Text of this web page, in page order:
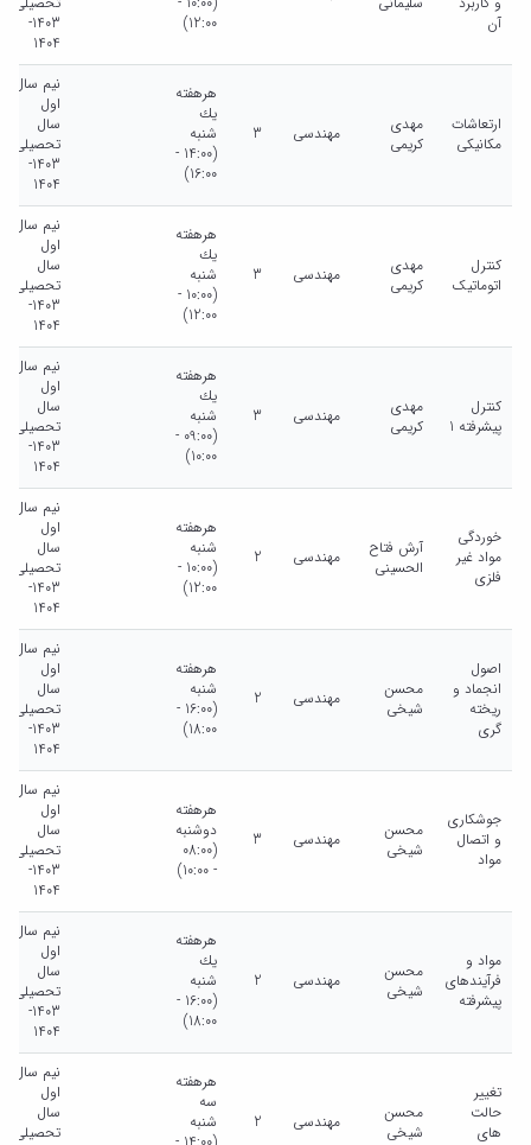
آن
12:00)
1403-
1404
ارتعاشات
مکانیکی
مهدی
کریمی
مهندسی 3
هرهفته
يك
شنبه
(14:00 -
16:00)
نیم سال
اول
سال
تحصیلی
1403-
1404
کنترل
اتوماتیک
مهدی
کریمی
مهندسی 3
هرهفته
يك
شنبه
(10:00 -
12:00)
نیم سال
اول
سال
تحصیلی
1403-
1404
کنترل
پیشرفته 1
مهدی
کریمی
مهندسی 3
هرهفته
يك
شنبه
(09:00 -
10:00)
نیم سال
اول
سال
تحصیلی
1403-
1404
خوردگی
مواد غیر
فلزی
آرش فتاح
الحسینی
مهندسی 2
هرهفته
شنبه
(10:00 -
12:00)
نیم سال
اول
سال
تحصیلی
1403-
1404
اصول
انجماد و
ریخته
گری
محسن
شیخی
مهندسی 2
هرهفته
شنبه
(16:00 -
18:00)
نیم سال
اول
سال
تحصیلی
1403-
1404
جوشکاری
و اتصال
مواد
محسن
شیخی
مهندسی 3
هرهفته
دوشنبه
(08:00
- 10:00)
نیم سال
اول
سال
تحصیلی
1403-
1404
مواد و
فرآیندهای
پیشرفته
محسن
شیخی
مهندسی 2
هرهفته
يك
شنبه
(16:00 -
18:00)
نیم سال
اول
سال
تحصیلی
1403-
1404
تغییر
حالت
های
محسن
شیخی
مهندسی 2
هرهفته
سه
شنبه
نیم سال
اول
سال
تحصیلی